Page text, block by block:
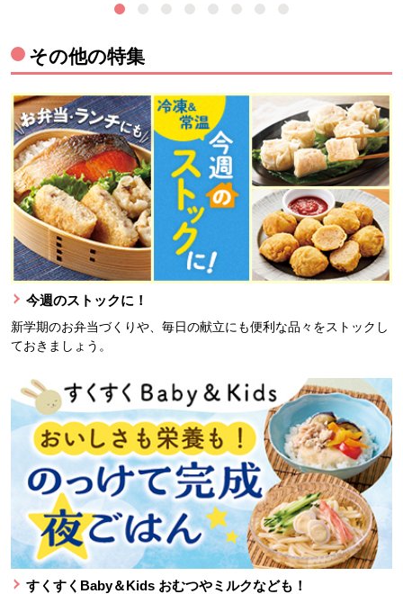
その他の特集
今週のストックに！
新学期のお弁当づくりや、毎日の献立にも便利な品々をストックし
ておきましょう。
すくすくBaby＆Kids おむつやミルクなども！